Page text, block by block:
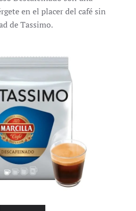
en el placer del café sin
de Tassimo.